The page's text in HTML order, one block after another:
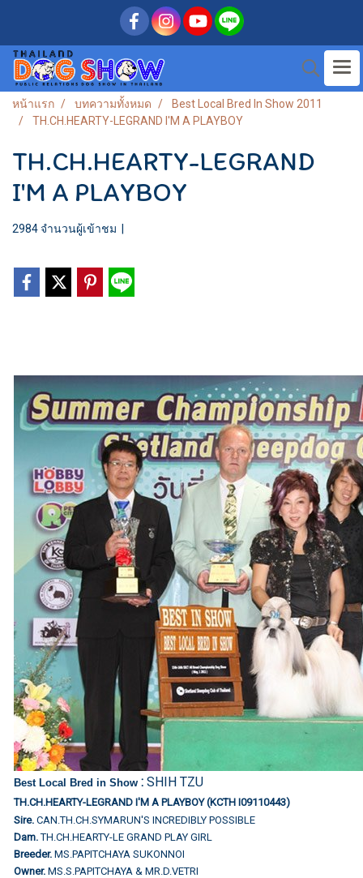
หน้าแรก บทความทั้งหมด
Best Local Bred In Show 2011
TH.CH.HEARTY-LEGRAND I'M A PLAYBOY
TH.CH.HEARTY-LEGRAND
I'M A PLAYBOY
2984 จำนวนผู้เข้าชม
Best Local Bred in Show : SHIH TZU
TH.CH.HEARTY-LEGRAND I'M A PLAYBOY (KCTH I09110443)
Sire. CAN.TH.CH.SYMARUN'S INCREDIBLY POSSIBLE
Dam.TH.CH.HEARTY-LE GRAND PLAY GIRL
Breeder. MS.PAPITCHAYA SUKONNOI
Owner. MS.S.PAPITCHAYA & MR.D.VETRI